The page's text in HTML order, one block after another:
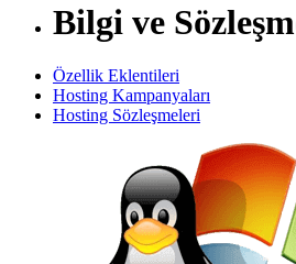
Bilgi ve
Özellik Eklentileri
Hosting Kampanyaları
Hosting Sözleşmeleri